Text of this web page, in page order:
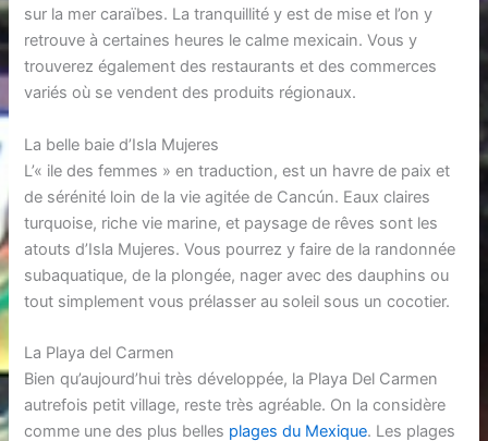
sur la mer caraïbes. La tranquillité y est de mise et l’on y
retrouve à certaines heures le calme mexicain. Vous y
trouverez également des restaurants et des commerces
variés où se vendent des produits régionaux.
La belle baie d’Isla Mujeres
L’« ile des femmes » en traduction, est un havre de paix et
de sérénité loin de la vie agitée de Cancún. Eaux claires
turquoise, riche vie marine, et paysage de rêves sont les
atouts d’Isla Mujeres. Vous pourrez y faire de la randonnée
subaquatique, de la plongée, nager avec des dauphins ou
tout simplement vous prélasser au soleil sous un cocotier.
La Playa del Carmen
Bien qu’aujourd’hui très développée, la Playa Del Carmen
autrefois petit village, reste très agréable. On la considère
comme une des plus belles plages du Mexique. Les plages